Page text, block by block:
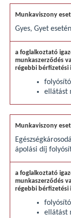
Gyes, Gyet esetén
ellátást
ápolási díj
ellátást